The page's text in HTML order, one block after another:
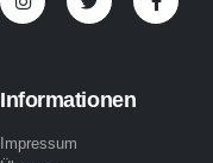
Informationen
Impressum